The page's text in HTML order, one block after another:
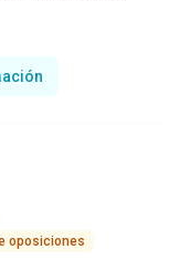
oposiciones